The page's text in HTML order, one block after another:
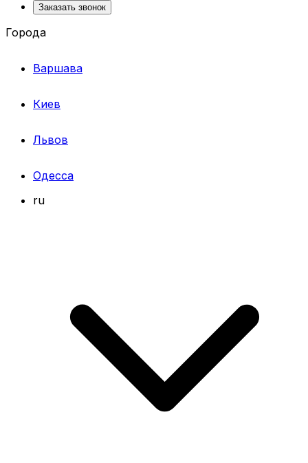
Заказать звонок
Города
Варшава
Киев
Львов
Одесса
ru